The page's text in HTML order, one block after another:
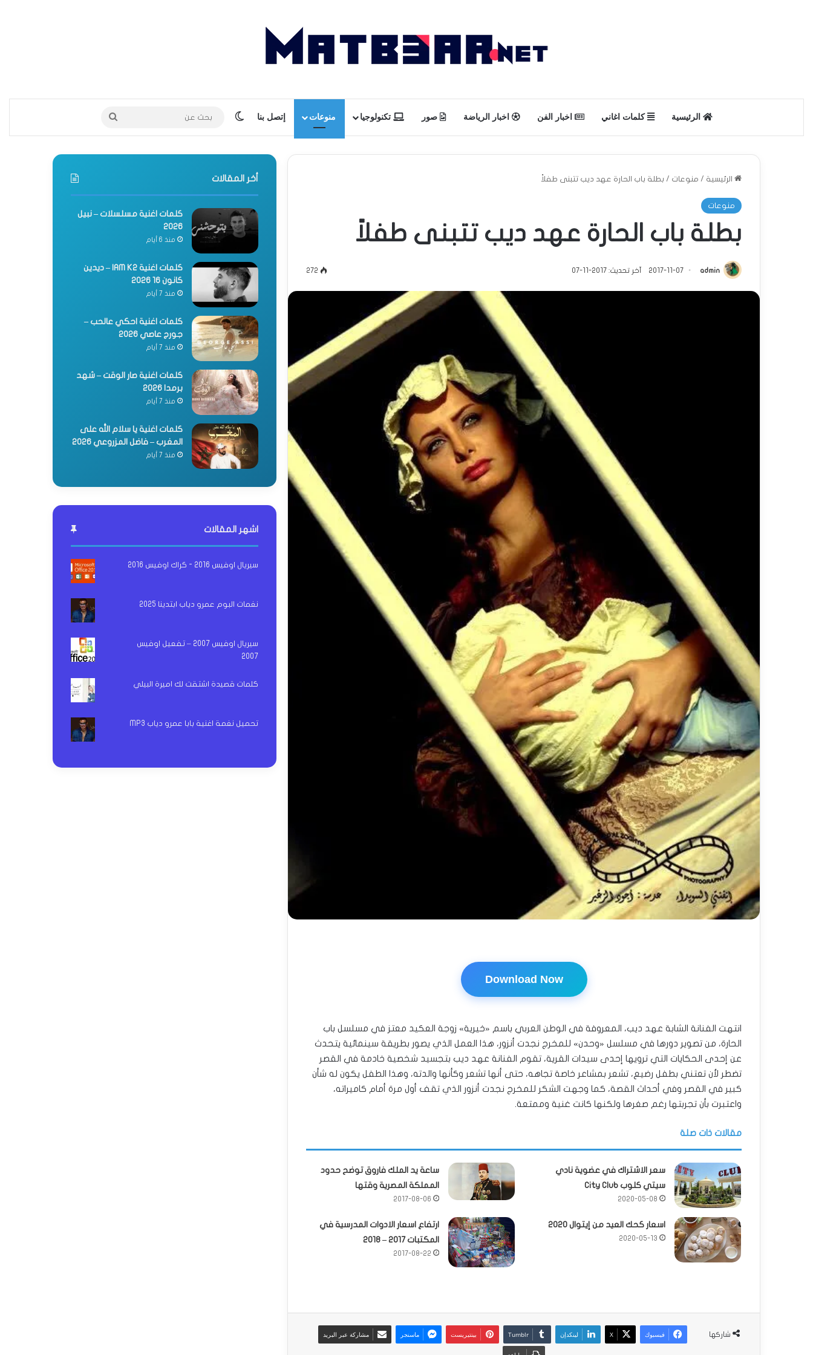
الرئيسية كلمات اغاني اخبار الفن اخبار الرياضة صور تكنولوجيا منوعات إتصل بنا الوضع المظلم بحث
عن
الرئيسية / منوعات / بطلة باب الحارة عهد ديب تتبنى طفلاً
منوعات
بطلة باب الحارة عهد ديب تتبنى طفلاً
admin
2017-11-07 آخر تحديث: 2017-11-07 272
Download Now
انتهت الفنانة الشابة عهد ديب، المعروفة في الوطن العربي باسم «خيرية» زوجة العكيد معتز في مسلسل باب
الحارة، من تصوير دورها في مسلسل «وحدن» للمخرج نجدت أنزور، هذا العمل الذي يصور بطريقة سينمائية يتحدث
عن إحدى الحكايات التي ترويها إحدى سيدات القرية، تقوم الفنانة عهد ديب بتجسيد شخصية خادمة في القصر
تضطر لأن تعتني بطفل رضيع، تشعر بمشاعر خاصة تجاهه، حتى أنها تشعر وكأنها والدته، وهذا الطفل يكون له شأن
كبير في القصر وفي أحداث القصة، كما وجهت الشكر للمخرج نجدت أنزور الذي تقف أول مرة أمام كاميراته،
واعتبرت بأن تجربتها رغم صغرها ولكنها كانت غنية وممتعة.
مقالات ذات صلة
سعر الاشتراك في عضوية نادي
سيتي كلوب City Club
2020-05-08
ساعة يد الملك فاروق توضح حدود
المملكة المصرية وقتها
2017-08-06
اسعار كحك العيد من إيتوال 2020
2020-05-13
ارتفاع اسعار الادوات المدرسية في
المكتبات 2017 – 2018
2017-08-22
شاركها فيسبوك ‫X لينكدإن ‏Tumblr بينتيريست ماسنجر مشاركة عبر البريد
أخر المقالات
كلمات اغنية مسلسلات – نبيل
2026
منذ 6 أيام
كلمات اغنية IAM K2 – ديدين
كانون 16 2026
منذ 7 أيام
كلمات اغنية احكي عالحب –
جورج عاصي 2026
منذ 7 أيام
كلمات اغنية صار الوقت – شهد
برمدا 2026
منذ 7 أيام
كلمات اغنية يا سلام الله على
المغرب – فاضل المزروعي 2026
منذ 7 أيام
اشهر المقالات
سيريال اوفيس 2016 - كراك اوفيس 2016
نغمات البوم عمرو دياب ابتدينا 2025
سيريال اوفيس 2007 – تفعيل اوفيس
2007
كلمات قصيدة اشتقت لك اميرة البيلي
تحميل نغمة اغنية بابا عمرو دياب MP3